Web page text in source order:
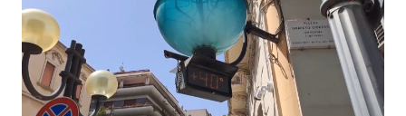
L’estate più calda di sempre, afa sino a
Ferragosto. A Napoli le temperature sfiorano
i 50 gradi